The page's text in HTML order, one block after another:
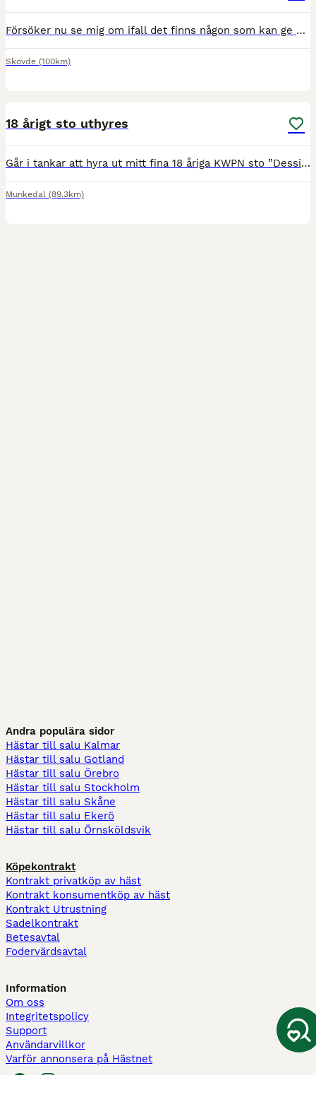
Försöker nu se mig om ifall det finns någon som kan ge mitt 18-åriga sto ett sista hem efter sommaren. Hon går just nu på sommarbete men behöver hitta ett nytt hem till hösten då kompisen ska få somna
Skövde (100km)
18 årigt sto uthyres
Går i tankar att hyra ut mitt fina 18 åriga KWPN sto ”Dessie" till en vuxen i närheten av Munkedal som uppfyller hennes behov och mina krav. Lite om henne: Otroligt snäll och enkel häst att hantera.
Munkedal (89.3km)
Andra populära sidor
Hästar till salu Kalmar
Hästar till salu Gotland
Hästar till salu Örebro
Hästar till salu Stockholm
Hästar till salu Skåne
Hästar till salu Ekerö
Hästar till salu Örnsköldsvik
Köpekontrakt
Kontrakt privatköp av häst
Kontrakt konsumentköp av häst
Kontrakt Utrustning
Sadelkontrakt
Betesavtal
Fodervärdsavtal
Information
Om oss
Integritetspolicy
Support
Användarvillkor
Varför annonsera på Hästnet